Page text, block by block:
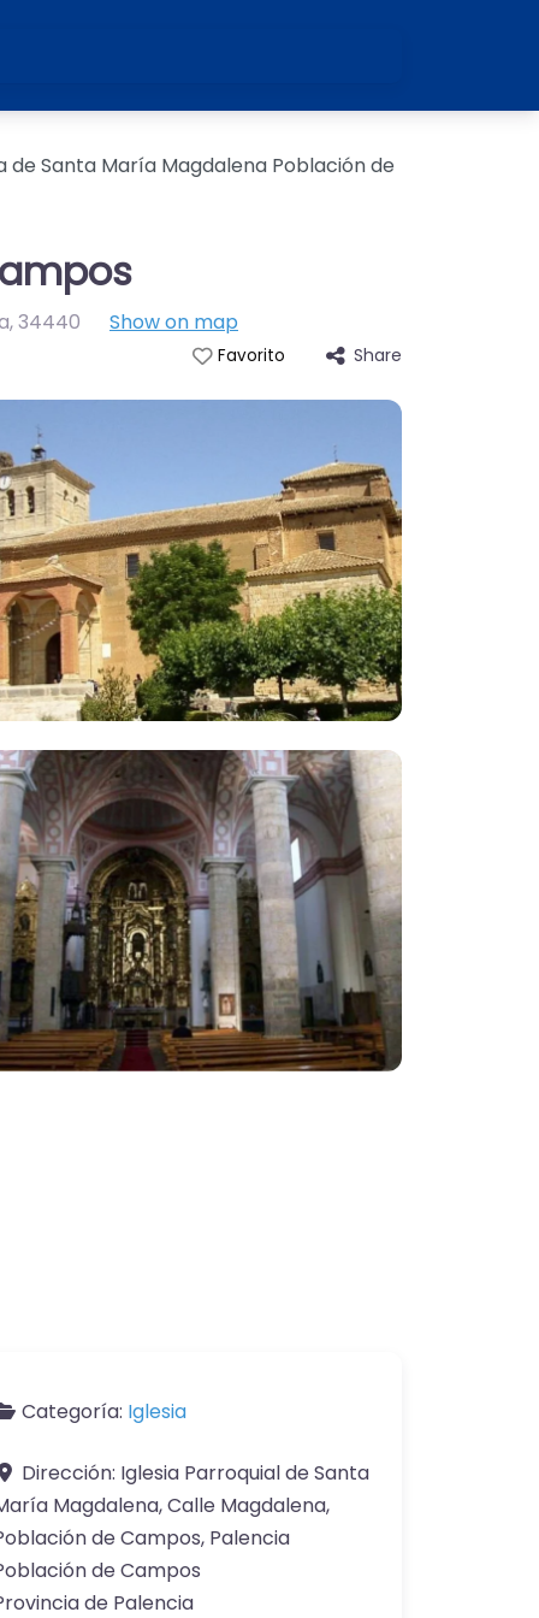
de Santa María Magdalena Población de
,34440 Show on map
Favorito Share
Categoría: Iglesia
Dirección: Iglesia Parroquial de Santa
Magdalena, Calle Magdalena,
de Campos, Palencia
de Campos
de Palencia